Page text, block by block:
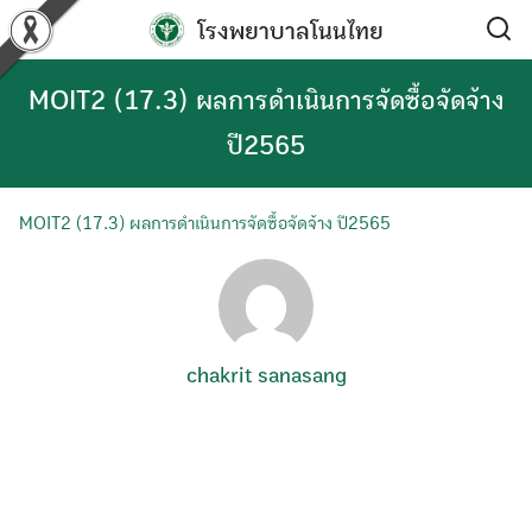
Skip
to
content
โรงพยาบาลโนนไทย
MOIT2 (17.3) ผลการดำเนินการจัดซื้อจัดจ้าง
ปี2565
MOIT2 (17.3) ผลการดำเนินการจัดซื้อจัดจ้าง ปี2565
chakrit sanasang